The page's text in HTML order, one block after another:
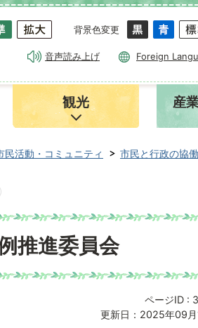
背景色変更
音声読み上げ Foreign
観光 産
民活動・コミュニティ 市民と行政の協働
推進委員会
ページID :
更新日：2025年09月